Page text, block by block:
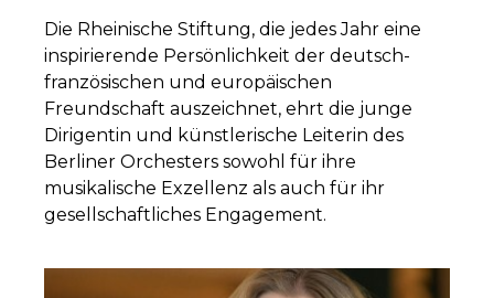
Die Rheinische Stiftung, die jedes Jahr eine
inspirierende Persönlichkeit der deutsch-
französischen und europäischen
Freundschaft auszeichnet, ehrt die junge
Dirigentin und künstlerische Leiterin des
Berliner Orchesters sowohl für ihre
musikalische Exzellenz als auch für ihr
gesellschaftliches Engagement.